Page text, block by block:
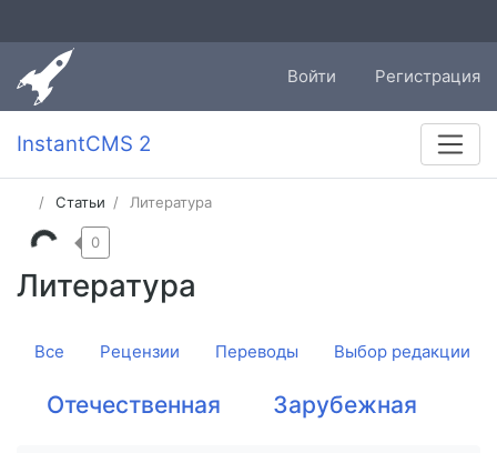
Войти Регистрация
InstantCMS 2
Статьи Литература
Литература
0
Все Рецензии Переводы Выбор редакции
Отечественная Зарубежная